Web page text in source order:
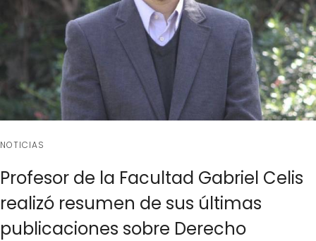
NOTICIAS
Profesor de la Facultad Gabriel Celis
realizó resumen de sus últimas
publicaciones sobre Derecho